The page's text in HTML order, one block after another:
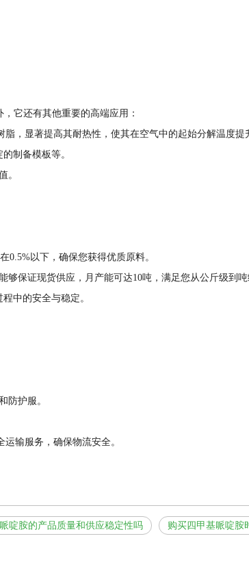
它还有其他重要的高端应用：
，显著提高其耐热性，使其在空气中的起始分解温度提
制备模板等。
。
0.5%以下，确保您获得优质原料。
保证现货供应，月产能可达10吨，满足您从公斤级到吨
中的安全与稳定。
防护服。
输服务，确保物流安全。
啶胺的产品质量和供应稳定性吗 购买四甲基哌啶胺